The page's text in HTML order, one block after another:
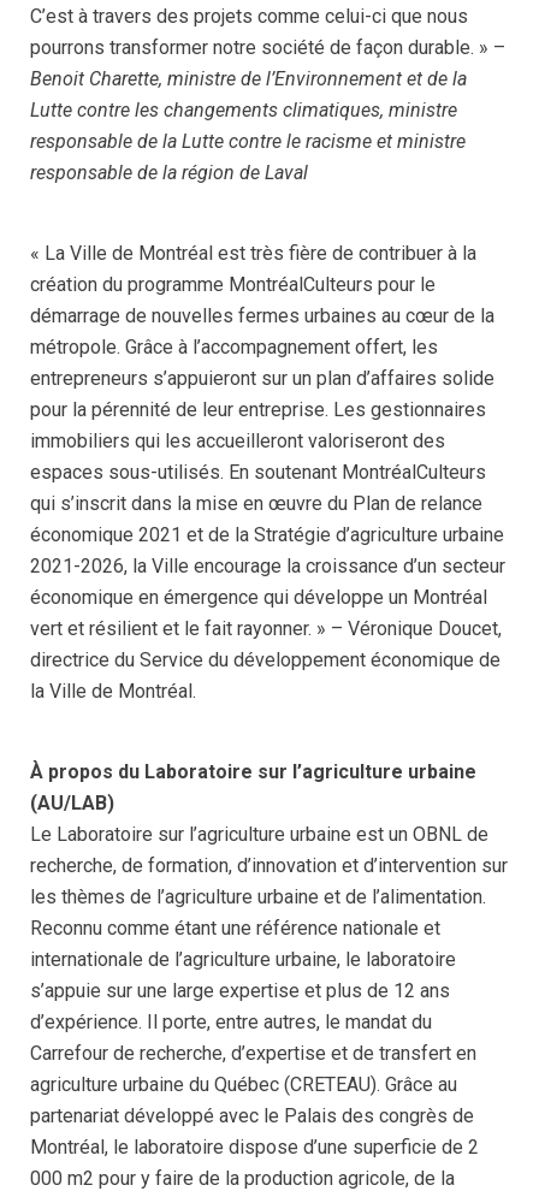
C’est à travers des projets comme celui-ci que nous
pourrons transformer notre société de façon durable. » –
Benoit Charette, ministre de l’Environnement et de la
Lutte contre les changements climatiques, ministre
responsable de la Lutte contre le racisme et ministre
responsable de la région de Laval
« La Ville de Montréal est très fière de contribuer à la
création du programme MontréalCulteurs pour le
démarrage de nouvelles fermes urbaines au cœur de la
métropole. Grâce à l’accompagnement offert, les
entrepreneurs s’appuieront sur un plan d’affaires solide
pour la pérennité de leur entreprise. Les gestionnaires
immobiliers qui les accueilleront valoriseront des
espaces sous-utilisés. En soutenant MontréalCulteurs
qui s’inscrit dans la mise en œuvre du Plan de relance
économique 2021 et de la Stratégie d’agriculture urbaine
2021-2026, la Ville encourage la croissance d’un secteur
économique en émergence qui développe un Montréal
vert et résilient et le fait rayonner. » – Véronique Doucet,
directrice du Service du développement économique de
la Ville de Montréal.
À propos du Laboratoire sur l’agriculture urbaine
(AU/LAB)
Le Laboratoire sur l’agriculture urbaine est un OBNL de
recherche, de formation, d’innovation et d’intervention sur
les thèmes de l’agriculture urbaine et de l’alimentation.
Reconnu comme étant une référence nationale et
internationale de l’agriculture urbaine, le laboratoire
s’appuie sur une large expertise et plus de 12 ans
d’expérience. Il porte, entre autres, le mandat du
Carrefour de recherche, d’expertise et de transfert en
agriculture urbaine du Québec (CRETEAU). Grâce au
partenariat développé avec le Palais des congrès de
Montréal, le laboratoire dispose d’une superficie de 2
000 m2 pour y faire de la production agricole, de la